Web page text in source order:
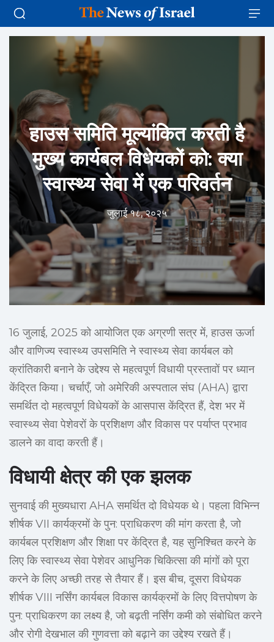
हाउस समिति मूल्यांकित करती है
मुख्य कार्यबल विधेयकों को: क्या
स्वास्थ्य सेवा में एक परिवर्तन
जुलाई १८, २०२५
16 जुलाई, 2025 को आयोजित एक अग्रणी सत्र में, हाउस ऊर्जा
और वाणिज्य स्वास्थ्य उपसमिति ने स्वास्थ्य सेवा कार्यबल को
क्रांतिकारी बनाने के उद्देश्य से महत्वपूर्ण विधायी प्रस्तावों पर ध्यान
केंद्रित किया। चर्चाएँ, जो अमेरिकी अस्पताल संघ (AHA) द्वारा
समर्थित दो महत्वपूर्ण विधेयकों के आसपास केंद्रित हैं, देश भर में
स्वास्थ्य सेवा पेशेवरों के प्रशिक्षण और विकास पर पर्याप्त प्रभाव
डालने का वादा करती हैं।
विधायी क्षेत्र की एक झलक
सुनवाई की मुख्यधारा AHA समर्थित दो विधेयक थे। पहला विभिन्न
शीर्षक VII कार्यक्रमों के पुन: प्राधिकरण की मांग करता है, जो
कार्यबल प्रशिक्षण और शिक्षा पर केंद्रित है, यह सुनिश्चित करने के
लिए कि स्वास्थ्य सेवा पेशेवर आधुनिक चिकित्सा की मांगों को पूरा
करने के लिए अच्छी तरह से तैयार हैं। इस बीच, दूसरा विधेयक
शीर्षक VIII नर्सिंग कार्यबल विकास कार्यक्रमों के लिए वित्तपोषण के
पुन: प्राधिकरण का लक्ष्य है, जो बढ़ती नर्सिंग कमी को संबोधित करने
और रोगी देखभाल की गुणवत्ता को बढ़ाने का उद्देश्य रखते हैं।